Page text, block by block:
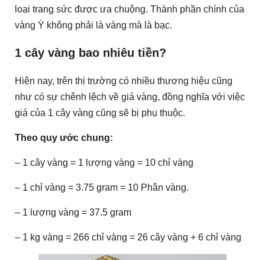
loại trang sức được ưa chuộng. Thành phần chính của
vàng Ý không phải là vàng mà là bạc.
1 cây vàng bao nhiêu tiền?
Hiện nay, trên thị trường có nhiều thương hiệu cũng
như có sự chênh lệch về giá vàng, đồng nghĩa với việc
giá của 1 cây vàng cũng sẽ bị phụ thuộc.
Theo quy ước chung:
– 1 cây vàng = 1 lượng vàng = 10 chỉ vàng
– 1 chỉ vàng = 3.75 gram = 10 Phân vàng.
– 1 lượng vàng = 37.5 gram
– 1 kg vàng = 266 chỉ vàng = 26 cây vàng + 6 chỉ vàng